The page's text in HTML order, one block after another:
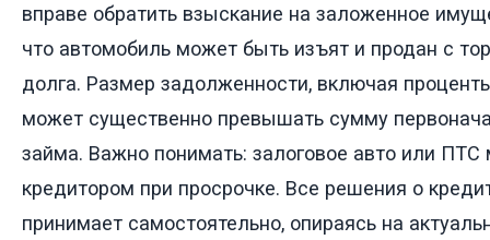
вправе обратить взыскание на заложенное
что автомобиль может быть изъят и продан с
долга. Размер задолженности, включая
может существенно превышать сумму
займа. Важно понимать: залоговое авто или
кредитором при просрочке. Все решения о
принимает самостоятельно, опираясь на